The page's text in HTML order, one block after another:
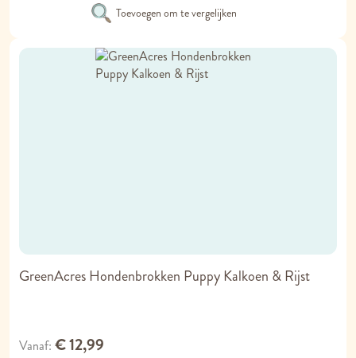
Toevoegen om te vergelijken
GreenAcres Hondenbrokken Puppy Kalkoen & Rijst
Vanaf € 12,99